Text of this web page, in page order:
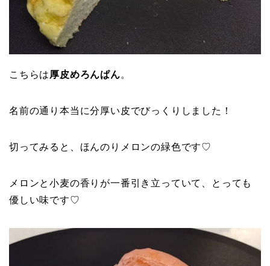
こちらは厚皮めろんぱん。
名前の通り本当に分厚い皮でびっくりしました！
切ってみると、ほんのりメロンの緑色です♡
メロンと小麦の香りが一番引き立っていて、とっても
優しい味です♡